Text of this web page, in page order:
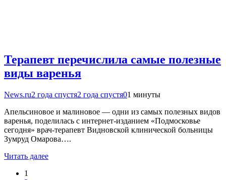
Терапевт перечислила самые полезные
виды варенья
News.ru2 года спустя2 года спустя01 минуты
Апельсиновое и малиновое — одни из самых полезных видов
варенья, поделилась с интернет-изданием «Подмосковье
сегодня» врач-терапевт Видновской клинической больницы
Зумруд Омарова….
Читать далее
1